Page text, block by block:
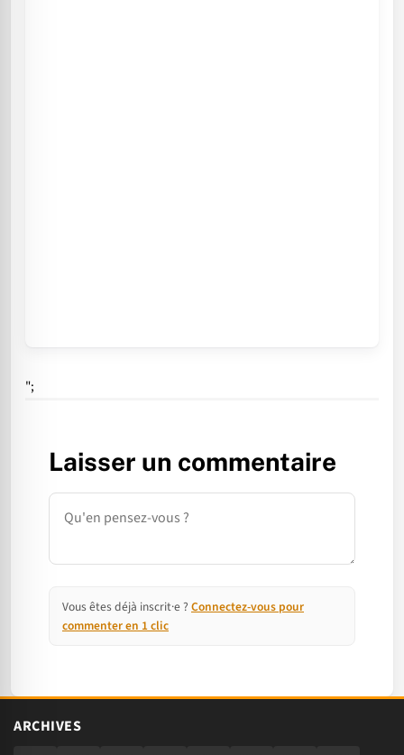
";
Laisser un commentaire
Commentaire
Vous êtes déjà inscrit·e ? Connectez-vous pour
commenter en 1 clic
ARCHIVES